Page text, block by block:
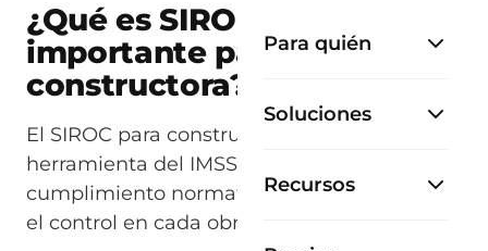
Para quién
Soluciones
Recursos
¿Qué es SIROC y por qué es
importante para tu
constructora?
El SIROC para constructoras es la
herramienta del IMSS que garantiza el
cumplimiento normativo, la transparencia y
el control en cada obra.